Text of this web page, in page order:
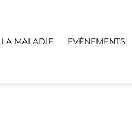
LA MALADIE EVÈNEMENTS